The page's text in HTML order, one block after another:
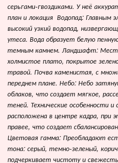
серьгами-гвоздиками. У неё
план и локация Водопад: Главным
высокий узкий водопад,
утеса. Вода образует белую
темным камнем. Ландшафт:
холмистое плато, покрытое
травой. Почва каменистая, с
переднем плане. Небо: Небо
облаков, что создает мягкое,
теней. Технические особенности
расположена в центре кадра, при
правее, что создает
Цветовая гамма: Преобладают
тона: серый, темно-зеленый,
подчеркивает чистоту и